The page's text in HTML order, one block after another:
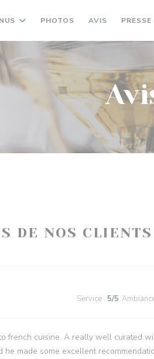
PHOTOS AVIS PRESSE
DE NOS CLIENTS
Service : 5/5
french cuisine. A really well curated
made some excellent